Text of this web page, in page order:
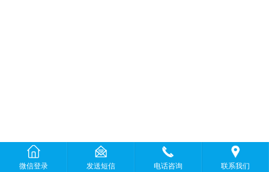
微信登录 发送短信 电话咨询 联系我们